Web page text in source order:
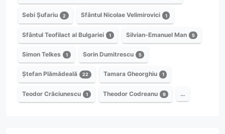
Sebi Șufariu 2 Sfântul Nicolae Velimirovici 1
Sfântul Teofilact al Bulgariei 1 Silvian-Emanuel Man 5
Simon Telkes 1 Sorin Dumitrescu 5
Ștefan Plămădeală 22 Tamara Gheorghiu 1
Teodor Crăciunescu 1 Theodor Codreanu 9 …